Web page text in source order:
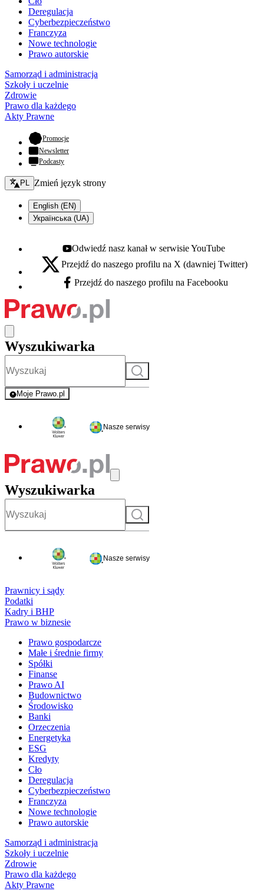
Deregulacja
Cyberbezpieczeństwo
Franczyza
Nowe technologie
Prawo autorskie
Samorząd i administracja
Szkoły i uczelnie
Zdrowie
Prawo dla każdego
Akty Prawne
Promocje- otwiera się w nowej karcie
Newsletter
Podcasty
Zmień język - bieżący:
PL Zmień język strony
English (EN)
Українська (UA)
Youtube - otwiera się w nowej karcie
Odwiedź nasz kanał w serwisie YouTube
X - otwiera się w nowej karcie
Przejdź do naszego profilu na X (dawniej Twitter)
Facebook - otwiera się w nowej karcie
Przejdź do naszego profilu na Facebooku
Wyszukiwarka
Szukaj
Moje Prawo.pl
- rejestracja i logowanie do serwisu
Nasze serwisy
Wyszukiwarka
Szukaj
Nasze serwisy
Prawnicy i sądy
Podatki
Kadry i BHP
Prawo w biznesie
Prawo gospodarcze
Małe i średnie firmy
Spółki
Finanse
Prawo AI
Budownictwo
Środowisko
Banki
Orzeczenia
Energetyka
ESG
Kredyty
Cło
Deregulacja
Cyberbezpieczeństwo
Franczyza
Nowe technologie
Prawo autorskie
Samorząd i administracja
Szkoły i uczelnie
Zdrowie
Prawo dla każdego
Akty Prawne